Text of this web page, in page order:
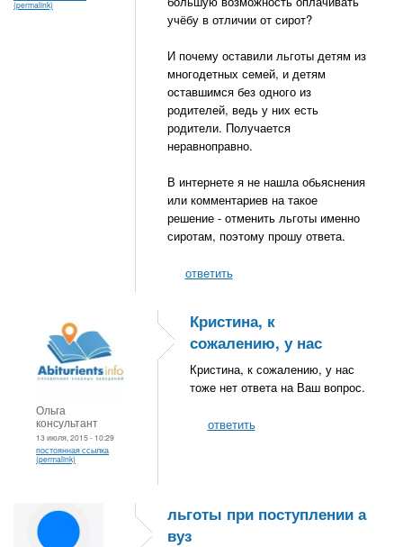
(permalink)
учёбу в отличии от сирот?
И почему оставили льготы детям из
многодетных семей, и детям
оставшимся без одного из
родителей, ведь у них есть
родители. Получается
неравноправно.
В интернете я не нашла обьяснения
или комментариев на такое
решение - отменить льготы именно
сиротам, поэтому прошу ответа.
ответить
Ольга
консультант
13 июля, 2015 - 10:29
постоянная ссылка
(permalink)
Кристина, к
сожалению, у нас
Кристина, к сожалению, у нас
тоже нет ответа на Ваш вопрос.
ответить
льготы при поступлении а
вуз